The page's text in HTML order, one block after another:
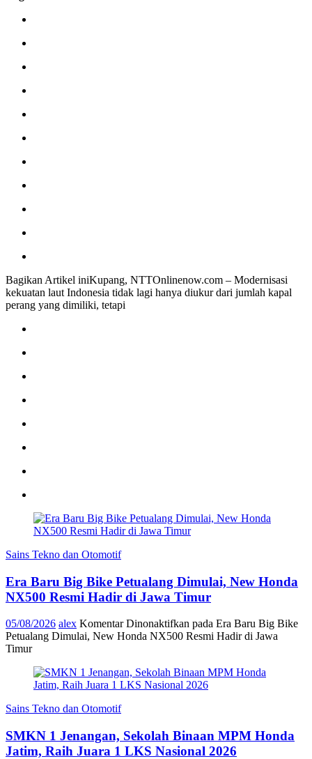
Bagikan Artikel iniKupang, NTTOnlinenow.com – Modernisasi
kekuatan laut Indonesia tidak lagi hanya diukur dari jumlah kapal
perang yang dimiliki, tetapi
Sains Tekno dan Otomotif
Era Baru Big Bike Petualang Dimulai, New Honda
NX500 Resmi Hadir di Jawa Timur
05/08/2026 alex Komentar Dinonaktifkan pada Era Baru Big Bike
Petualang Dimulai, New Honda NX500 Resmi Hadir di Jawa
Timur
Sains Tekno dan Otomotif
SMKN 1 Jenangan, Sekolah Binaan MPM Honda
Jatim, Raih Juara 1 LKS Nasional 2026